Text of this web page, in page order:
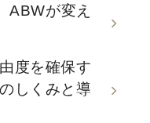
ABWが変え
度を確保す
しくみと導